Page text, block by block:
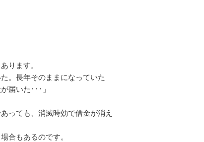
ります。
。長年そのままになっていた
届いた･･･」
っても、消滅時効で借金が消え
合もあるのです。